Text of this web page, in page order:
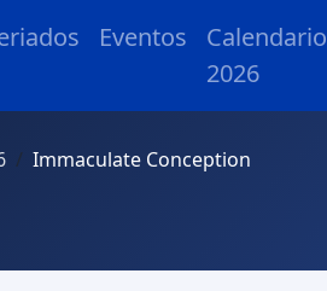
Eventos
Calendario
2026
Immaculate Conception